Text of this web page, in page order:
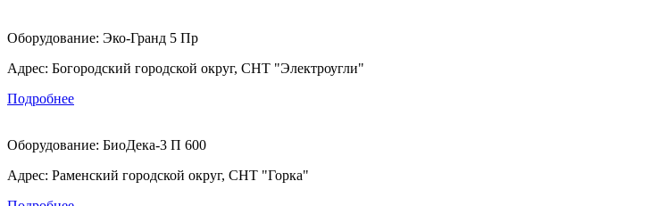
Оборудование: Эко-Гранд 5 Пр
Адрес: Богородский городской округ, СНТ "Электроугли"
Подробнее
Оборудование: БиоДека-3 П 600
Адрес: Раменский городской округ, СНТ "Горка"